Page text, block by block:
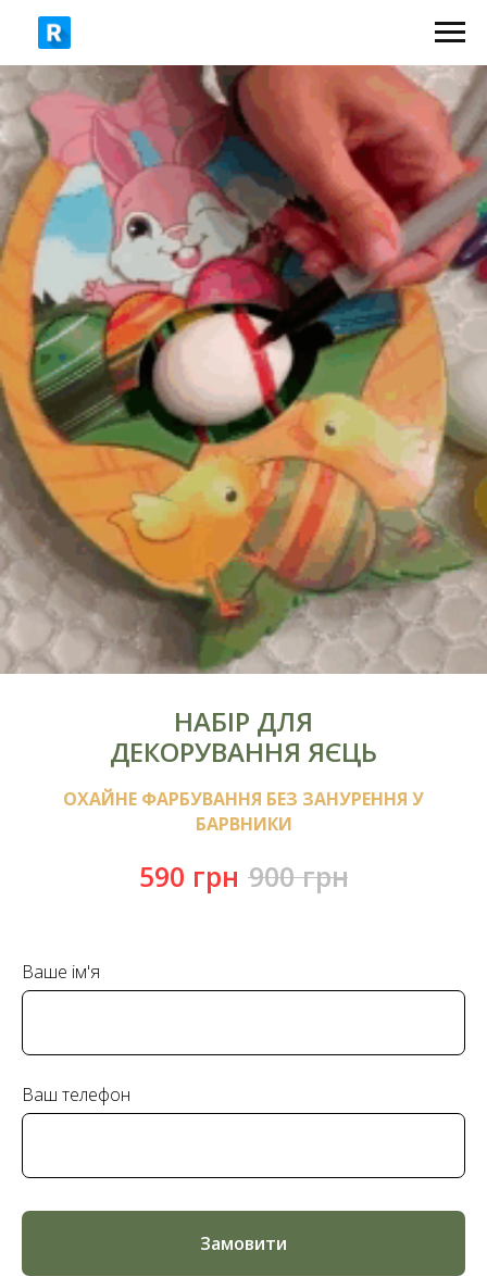
НАБІР ДЛЯ
ДЕКОРУВАННЯ ЯЄЦЬ
ОХАЙНЕ ФАРБУВАННЯ БЕЗ ЗАНУРЕННЯ У
БАРВНИКИ
590 грн 900 грн
Ваше ім'я
Ваш телефон
Замовити